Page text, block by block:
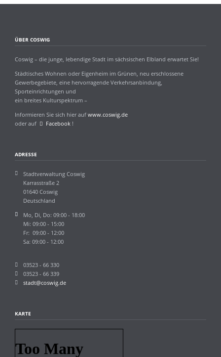
ÜBER COSWIG
Coswig – die junge, lebendige Stadt im sächsischen Elbland erwartet Sie!
Städtisches Wohnen oder Eigenheim im Grünen, neu erschlossene
Gewerbegebiete, eine hervorragende Verkehrsanbindung,
Sporteinrichtungen und
ein breites Kulturspektrum –
Informieren Sie sich hier auf www.coswig.de
oder auf
Facebook!
ADRESSE
Stadtverwaltung Coswig
Karrasstraße 2
01640 Coswig
Deutschland
Mo, Di, Do: 09:00 - 18:00
Mi: 09:00 - 15:00
Fr: 09:00 - 12:00
Sa: 09:00 - 12:00
03523 - 66 330
03523 - 66 339
stadt@coswig.de
KARTE